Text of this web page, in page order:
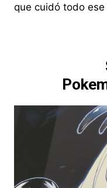
que cuidó todo ese